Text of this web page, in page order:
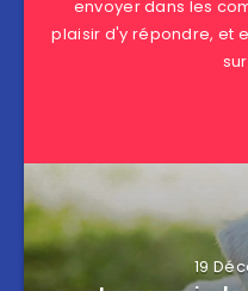
envoyer dans les
plaisir d'y répondre, et
19